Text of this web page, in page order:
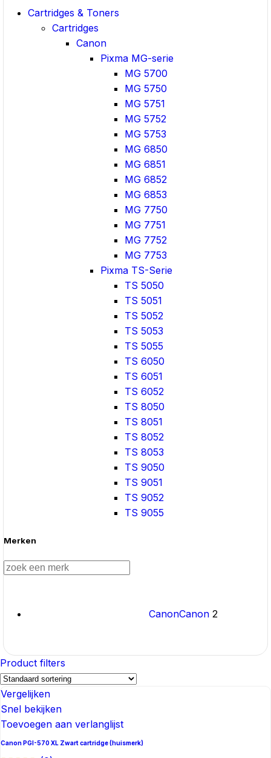
Cartridges & Toners
Cartridges
Canon
Pixma MG-serie
MG 5700
MG 5750
MG 5751
MG 5752
MG 5753
MG 6850
MG 6851
MG 6852
MG 6853
MG 7750
MG 7751
MG 7752
MG 7753
Pixma TS-Serie
TS 5050
TS 5051
TS 5052
TS 5053
TS 5055
TS 6050
TS 6051
TS 6052
TS 8050
TS 8051
TS 8052
TS 8053
TS 9050
TS 9051
TS 9052
TS 9055
Merken
CanonCanon 2
Product filters
Vergelijken
Snel bekijken
Toevoegen aan verlanglijst
Canon PGI-570 XL Zwart cartridge (huismerk)